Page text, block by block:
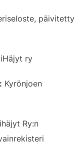
päivitetty
ry
Kyrönjoen
Ry:n